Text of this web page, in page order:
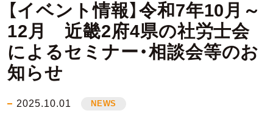
【イベント情報】令和7年10月～
12月 近畿2府4県の社労士会
によるセミナー・相談会等のお
知らせ
2025.10.01 NEWS